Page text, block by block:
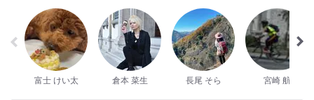
富士 けい太 倉本 菜生 長尾 そら 宮崎 航